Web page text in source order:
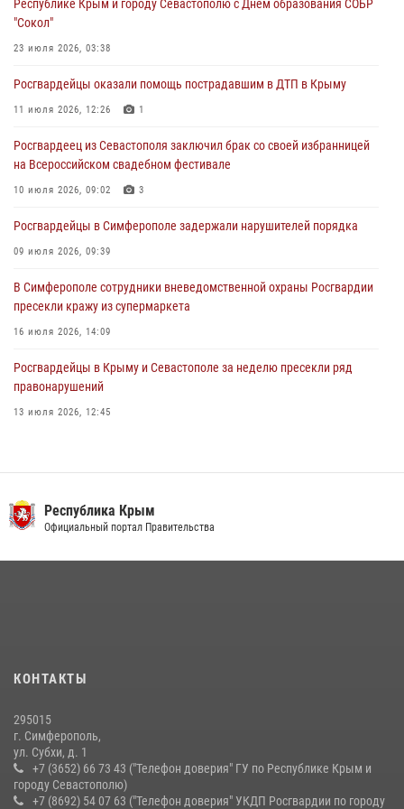
Росгвардейцы Севастополя пресекли противоправные действия на
охраняемом объекте
29 июля 2026, 12:34
Росгвардейцы Крыма и Севастополя отметили День Крещения Руси
28 июля 2026, 14:18
В Симферополе сотрудники Росгвардии задержали подозреваемого
в краже из гипермаркета
24 июля 2026, 12:21
Республике Крым и городу Севастополю с Днём образования СОБР
"Сокол"
23 июля 2026, 03:38
Росгвардейцы оказали помощь пострадавшим в ДТП в Крыму
11 июля 2026, 12:26 1
Росгвардеец из Севастополя заключил брак со своей избранницей
на Всероссийском свадебном фестивале
10 июля 2026, 09:02 3
Росгвардейцы в Симферополе задержали нарушителей порядка
09 июля 2026, 09:39
В Симферополе сотрудники вневедомственной охраны Росгвардии
пресекли кражу из супермаркета
16 июля 2026, 14:09
Росгвардейцы в Крыму и Севастополе за неделю пресекли ряд
правонарушений
13 июля 2026, 12:45
21 июля 2026, 13:18
Росгвардия в Крыму и Севастополе задержала ряд
правонарушителей
10 июля 2026, 15:10
Республика Крым
Официальный портал Правительства
КОНТАКТЫ
295015
г. Симферополь,
ул. Субхи, д. 1
+7 (3652) 66 73 43 ("Телефон доверия" ГУ по Республике Крым и
городу Севастополю)
+7 (8692) 54 07 63 ("Телефон доверия" УКДП Росгвардии по городу